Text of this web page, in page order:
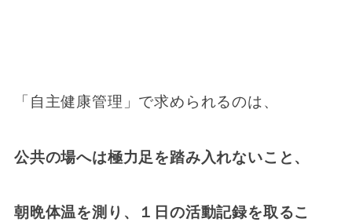
「自主健康管理」で求められるのは、
公共の場へは極力足を踏み入れないこと、
朝晩体温を測り、１日の活動記録を取るこ